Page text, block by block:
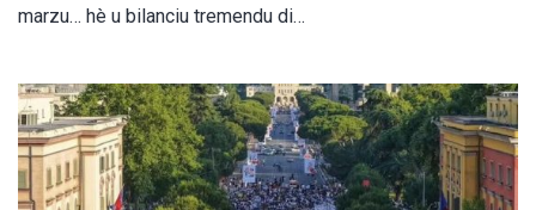
marzu… hè u bilanciu tremendu di…